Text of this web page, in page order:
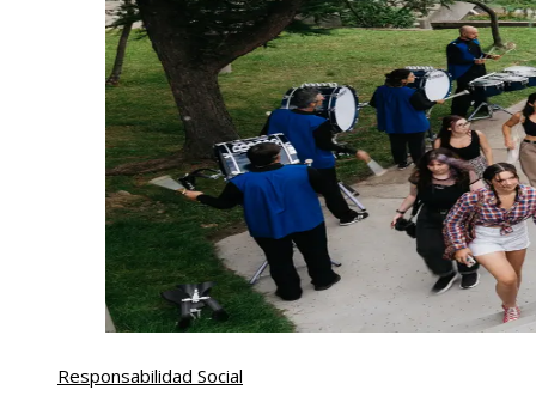
Responsabilidad Social